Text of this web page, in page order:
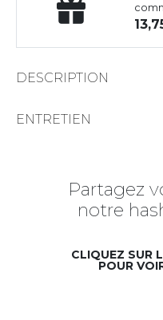
DESCRIPTION
ENTRETIEN
Partagez
notre
CLIQUEZ SUR
POUR